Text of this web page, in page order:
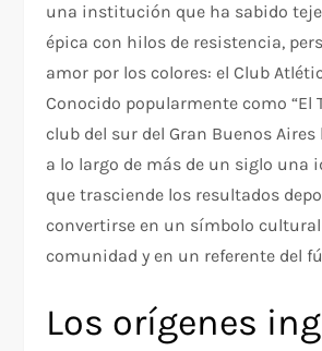
una institución que ha sabido
épica con hilos de resistencia,
amor por los colores: el Club
Conocido popularmente como “El
club del sur del Gran Buenos
a lo largo de más de un siglo una
que trasciende los resultados
convertirse en un símbolo cultural
comunidad y en un referente del
Los orígenes